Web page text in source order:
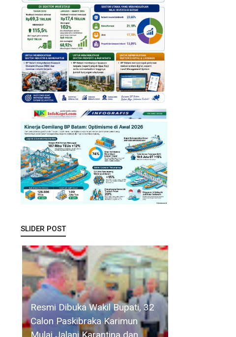
SLIDER POST
Resmi Dibuka Wakil Bupati, 32
Calon Paskibraka Karimun
RSBP Batam
Torehkan
Standar
41 Orang